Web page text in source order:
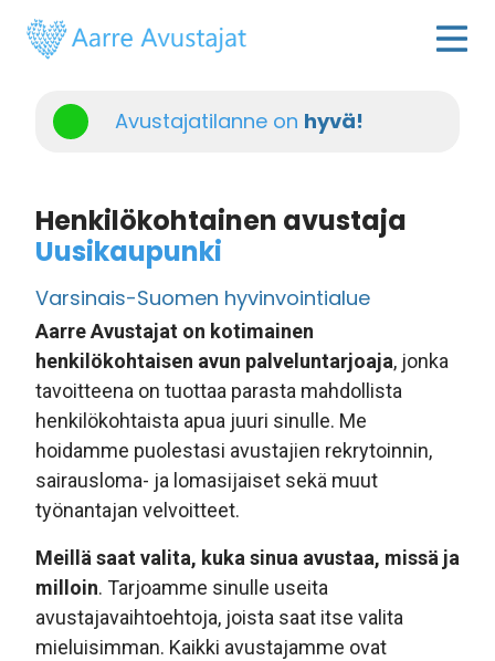
Avustajatilanne on hyvä!
Henkilökohtainen avustaja
Uusikaupunki
Varsinais-Suomen hyvinvointialue
Aarre Avustajat on kotimainen
henkilökohtaisen avun palveluntarjoaja, jonka
tavoitteena on tuottaa parasta mahdollista
henkilökohtaista apua juuri sinulle. Me
hoidamme puolestasi avustajien rekrytoinnin,
sairausloma- ja lomasijaiset sekä muut
työnantajan velvoitteet.
Meillä saat valita, kuka sinua avustaa, missä ja
milloin. Tarjoamme sinulle useita
avustajavaihtoehtoja, joista saat itse valita
mieluisimman. Kaikki avustajamme ovat